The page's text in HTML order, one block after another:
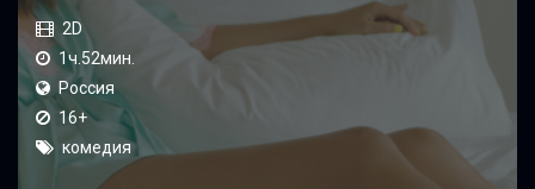
2D
1ч.52мин.
Россия
16+
комедия